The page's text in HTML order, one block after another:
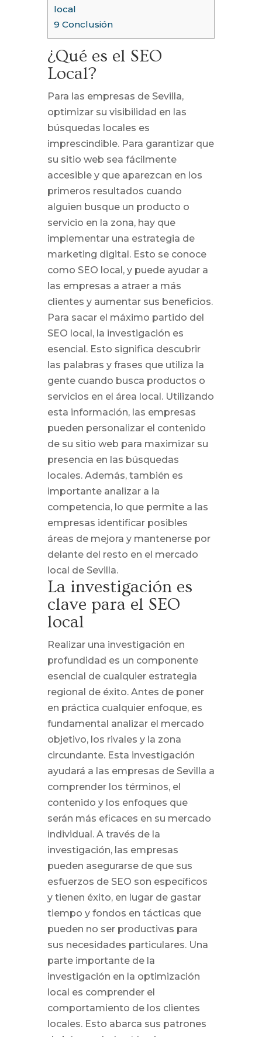
local
9Conclusión
¿Qué es el SEO
Local?
Para las empresas de Sevilla,
optimizar su visibilidad en las
búsquedas locales es
imprescindible. Para garantizar que
su sitio web sea fácilmente
accesible y que aparezcan en los
primeros resultados cuando
alguien busque un producto o
servicio en la zona, hay que
implementar una estrategia de
marketing digital. Esto se conoce
como SEO local, y puede ayudar a
las empresas a atraer a más
clientes y aumentar sus beneficios.
Para sacar el máximo partido del
SEO local, la investigación es
esencial. Esto significa descubrir
las palabras y frases que utiliza la
gente cuando busca productos o
servicios en el área local. Utilizando
esta información, las empresas
pueden personalizar el contenido
de su sitio web para maximizar su
presencia en las búsquedas
locales. Además, también es
importante analizar a la
competencia, lo que permite a las
empresas identificar posibles
áreas de mejora y mantenerse por
delante del resto en el mercado
local de Sevilla.
La investigación es
clave para el SEO
local
Realizar una investigación en
profundidad es un componente
esencial de cualquier estrategia
regional de éxito. Antes de poner
en práctica cualquier enfoque, es
fundamental analizar el mercado
objetivo, los rivales y la zona
circundante. Esta investigación
ayudará a las empresas de Sevilla a
comprender los términos, el
contenido y los enfoques que
serán más eficaces en su mercado
individual. A través de la
investigación, las empresas
pueden asegurarse de que sus
esfuerzos de SEO son específicos
y tienen éxito, en lugar de gastar
tiempo y fondos en tácticas que
pueden no ser productivas para
sus necesidades particulares. Una
parte importante de la
investigación en la optimización
local es comprender el
comportamiento de los clientes
locales. Esto abarca sus patrones